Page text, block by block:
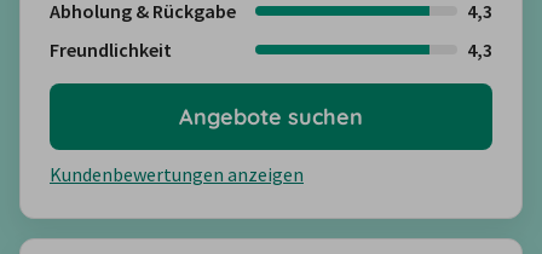
Abholung & Rückgabe
4,3
Freundlichkeit
4,3
Kundenbewertungen anzeigen
Angebote suchen